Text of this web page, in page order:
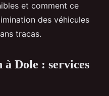
et comment ce
des véhicules
tracas.
Dole : services